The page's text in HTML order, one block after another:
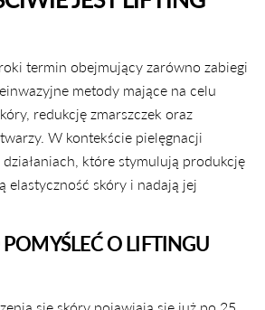
termin obejmujący zarówno zabiegi
metody mające na celu
redukcję zmarszczek oraz
W kontekście pielęgnacji
które stymulują produkcję
elastyczność skóry i nadają jej
O LIFTINGU
się skóry pojawiają się już po 25.